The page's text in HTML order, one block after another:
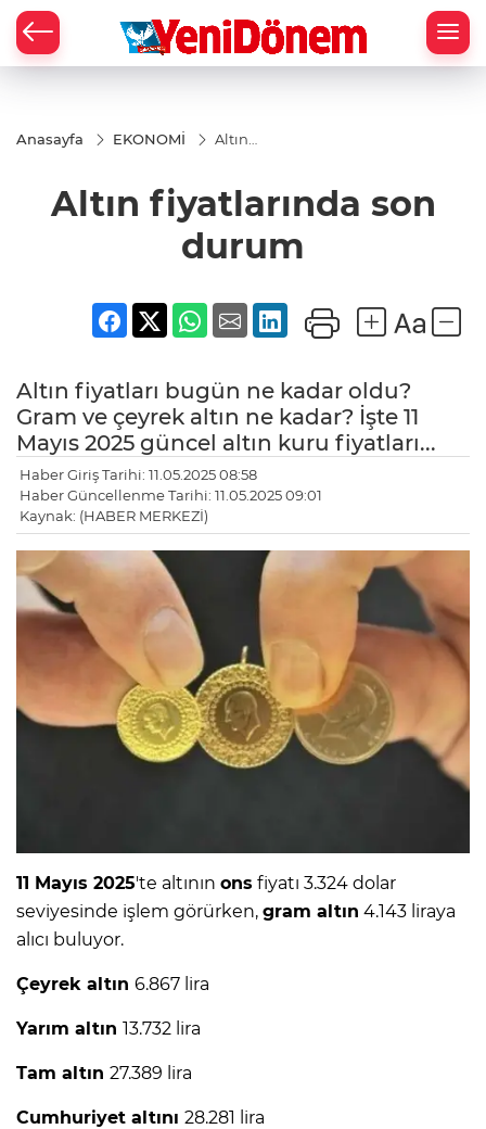
Anasayfa EKONOMİ
Altın
Altın fiyatlarında son
durum
Altın fiyatları bugün ne kadar oldu?
Gram ve çeyrek altın ne kadar? İşte 11
Mayıs 2025 güncel altın kuru fiyatları...
Haber Giriş Tarihi: 11.05.2025 08:58
Haber Güncellenme Tarihi: 11.05.2025 09:01
Kaynak: (HABER MERKEZİ)
11 Mayıs 2025'te altının ons fiyatı 3.324 dolar
seviyesinde işlem görürken, gram altın 4.143 liraya
alıcı buluyor.
Çeyrek altın 6.867 lira
Yarım altın 13.732 lira
Tam altın 27.389 lira
Cumhuriyet altını 28.281 lira